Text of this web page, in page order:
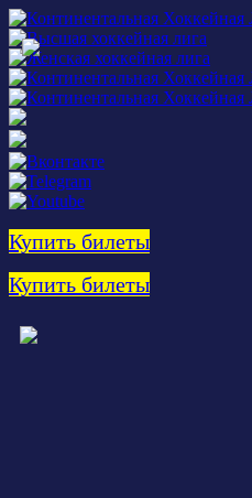
Купить билеты
Купить билеты